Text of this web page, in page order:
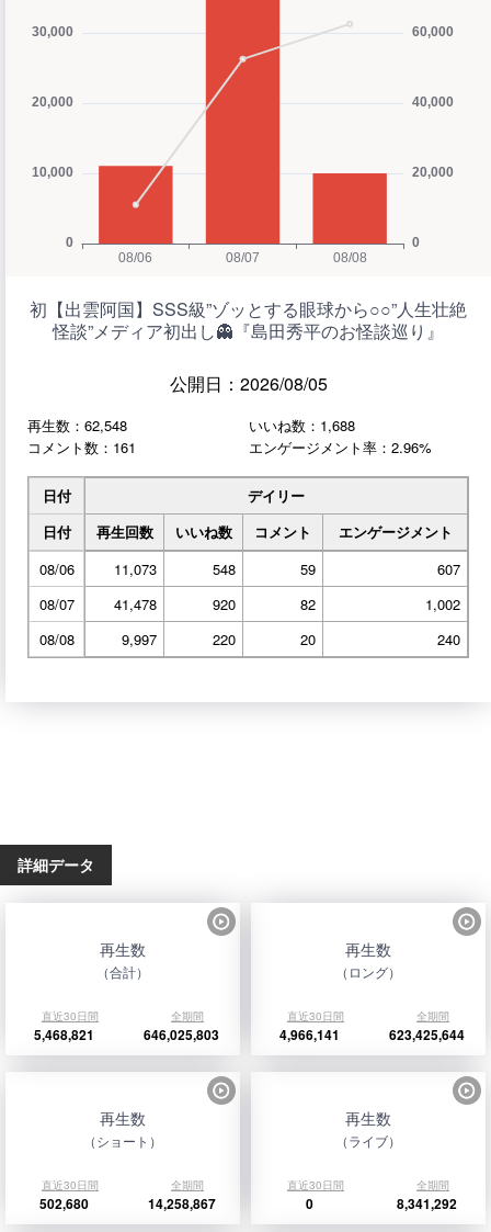
初【出雲阿国】SSS級”ゾッとする眼球から○○”人生壮絶
怪談”メディア初出し👻『島田秀平のお怪談巡り』
公開日：2026/08/05
再生数：62,548
いいね数：1,688
コメント数：161
エンゲージメント率：2.96%
日付
デイリー
日付
再生回数 いいね数 コメント
エンゲージメント
08/06
11,073 548 59
607
08/07
41,478 920 82
1,002
08/08
9,997 220 20 240
詳細データ
再生数
（合計）
直近30日間 全期間
5,468,821 646,025,803
再生数
（ロング）
直近30日間 全期間
4,966,141 623,425,644
再生数
（ショート）
直近30日間 全期間
502,680 14,258,867
再生数
（ライブ）
直近30日間 全期間
0 8,341,292